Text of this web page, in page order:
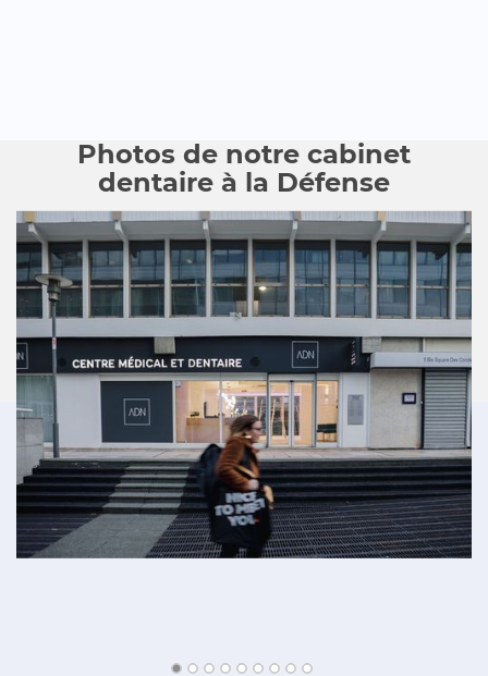
Photos de notre cabinet
dentaire à la Défense